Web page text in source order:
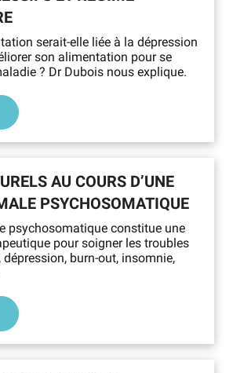
serait-elle liée à la dépression
son alimentation pour se
? Dr Dubois nous explique.
AU COURS D’UNE
PSYCHOSOMATIQUE
psychosomatique constitue une
pour soigner les troubles
dépression, burn-out, insomnie,